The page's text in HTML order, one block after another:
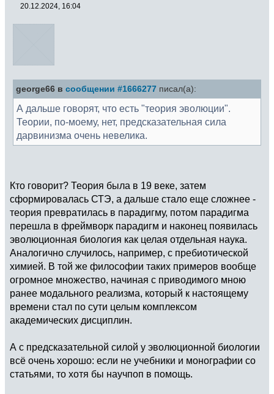
20.12.2024, 16:04
george66 в сообщении #1666277 писал(а):
А дальше говорят, что есть "теория эволюции".
Теории, по-моему, нет, предсказательная сила
дарвинизма очень невелика.
Кто говорит? Теория была в 19 веке, затем
сформировалась СТЭ, а дальше стало еще сложнее -
теория превратилась в парадигму, потом парадигма
перешла в фреймворк парадигм и наконец появилась
эволюционная биология как целая отдельная наука.
Аналогично случилось, например, с пребиотической
химией. В той же философии таких примеров вообще
огромное множество, начиная с приводимого мною
ранее модального реализма, который к настоящему
времени стал по сути целым комплексом
академических дисциплин.
А с предсказательной силой у эволюционной биологии
всё очень хорошо: если не учебники и монографии со
статьями, то хотя бы научпоп в помощь.